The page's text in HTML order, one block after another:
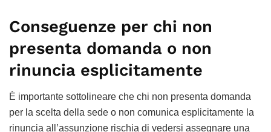
Conseguenze per chi non
presenta domanda o non
rinuncia esplicitamente
È importante sottolineare che chi non presenta domanda
per la scelta della sede o non comunica esplicitamente la
rinuncia all’assunzione rischia di vedersi assegnare una